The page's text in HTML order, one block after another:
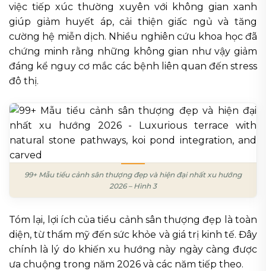
việc tiếp xúc thường xuyên với không gian xanh
giúp giảm huyết áp, cải thiện giấc ngủ và tăng
cường hệ miễn dịch. Nhiều nghiên cứu khoa học đã
chứng minh rằng những không gian như vậy giảm
đáng kể nguy cơ mắc các bệnh liên quan đến stress
đô thị.
99+ Mẫu tiểu cảnh sân thượng đẹp và hiện đại nhất xu hướng
2026 – Hình 3
Tóm lại, lợi ích của tiểu cảnh sân thượng đẹp là toàn
diện, từ thẩm mỹ đến sức khỏe và giá trị kinh tế. Đây
chính là lý do khiến xu hướng này ngày càng được
ưa chuộng trong năm 2026 và các năm tiếp theo.